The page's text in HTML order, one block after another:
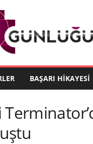
BAŞARI HIKAYESI